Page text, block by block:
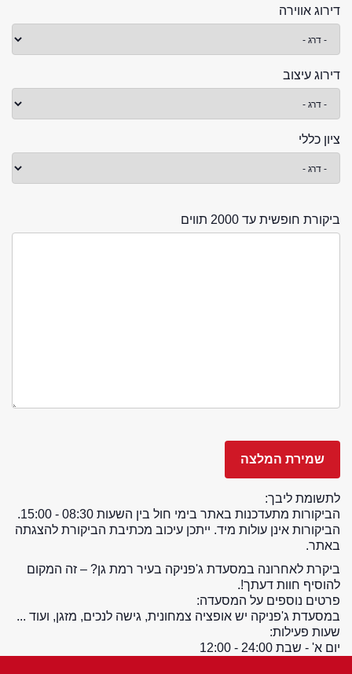
דירוג אווירה
דירוג עיצוב
ציון כללי
ביקורת חופשית עד 2000 תווים
לתשומת ליבך:
הביקורות מתעדכנות באתר בימי חול בין השעות 08:30 - 15:00.
הביקורות אינן עולות מיד. ייתכן עיכוב מכתיבת הביקורת להצגתה
באתר.
ביקרת לאחרונה במסעדת ג'פניקה בעיר רמת גן? – זה המקום
להוסיף חוות דעתך!.
פרטים נוספים על המסעדה:
במסעדת ג'פניקה יש אופציה צמחונית, גישה לנכים, מזגן, ועוד ...
שעות פעילות:
יום א' - שבת 24:00 - 12:00